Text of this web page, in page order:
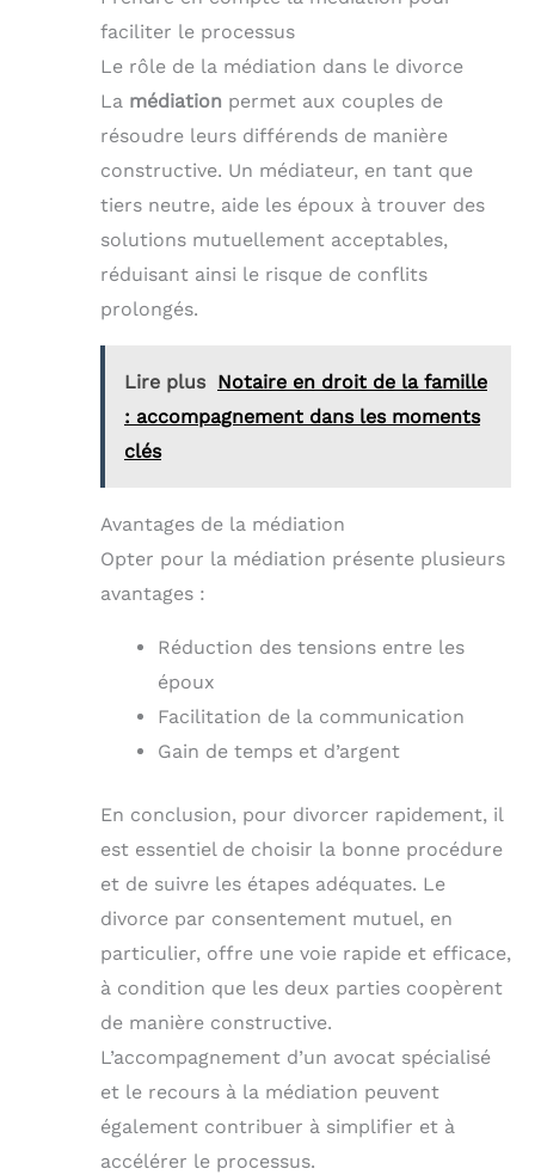
faciliter le processus
Le rôle de la médiation dans le divorce
La médiation permet aux couples de
résoudre leurs différends de manière
constructive. Un médiateur, en tant que
tiers neutre, aide les époux à trouver des
solutions mutuellement acceptables,
réduisant ainsi le risque de conflits
prolongés.
Lire plus Notaire en droit de la famille
: accompagnement dans les moments
clés
Avantages de la médiation
Opter pour la médiation présente plusieurs
avantages :
Réduction des tensions entre les
époux
Facilitation de la communication
Gain de temps et d’argent
En conclusion, pour divorcer rapidement, il
est essentiel de choisir la bonne procédure
et de suivre les étapes adéquates. Le
divorce par consentement mutuel, en
particulier, offre une voie rapide et efficace,
à condition que les deux parties coopèrent
de manière constructive.
L’accompagnement d’un avocat spécialisé
et le recours à la médiation peuvent
également contribuer à simplifier et à
accélérer le processus.